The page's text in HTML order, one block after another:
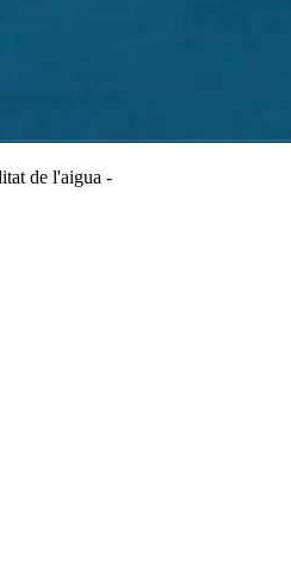
de l'aigua -